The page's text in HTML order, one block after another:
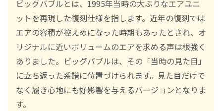
ビッグバブルとは、1995年当時の大ぶりなエアユニ
ットを再現した復刻仕様を指します。近年の復刻では
エアの容積が控えめになった時期もあったとされ、オ
リジナルに近いボリュームのエアを求める声は根強く
ありました。ビッグバブルは、その「当時の見た目」
に立ち返った系譜に位置づけられます。見た目だけで
なく履き心地にも好影響を与えるバージョンとなりま
す。